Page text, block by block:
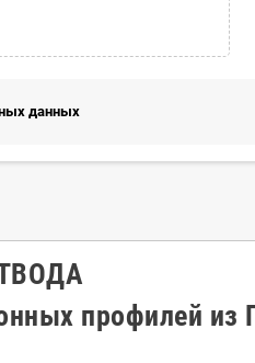
данных
профилей